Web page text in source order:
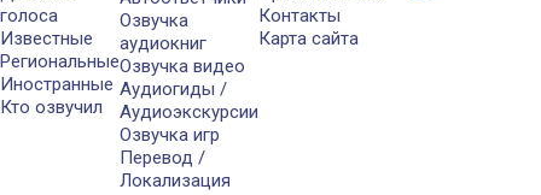
голоса
Известные
Региональные
Иностранные
Кто озвучил
Озвучка
аудиокниг
Озвучка видео
Аудиогиды /
Аудиоэкскурсии
Озвучка игр
Перевод /
Локализация
Контакты
Карта сайта